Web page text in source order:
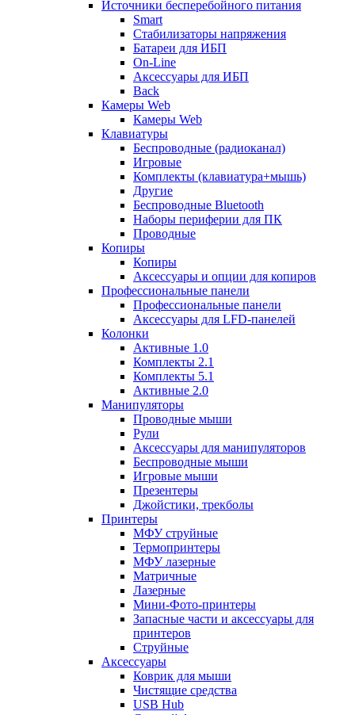
Источники бесперебойного питания
Smart
Стабилизаторы напряжения
Батареи для ИБП
On-Line
Аксессуары для ИБП
Back
Камеры Web
Камеры Web
Клавиатуры
Беспроводные (радиоканал)
Игровые
Комплекты (клавиатура+мышь)
Другие
Беспроводные Bluetooth
Наборы периферии для ПК
Проводные
Копиры
Копиры
Аксессуары и опции для копиров
Профессиональные панели
Профессиональные панели
Аксессуары для LFD-панелей
Колонки
Активные 1.0
Комплекты 2.1
Комплекты 5.1
Активные 2.0
Манипуляторы
Проводные мыши
Рули
Аксессуары для манипуляторов
Беспроводные мыши
Игровые мыши
Презентеры
Джойстики, трекболы
Принтеры
МФУ струйные
Термопринтеры
МФУ лазерные
Матричные
Лазерные
Мини-Фото-принтеры
Запасные части и аксессуары для
принтеров
Струйные
Аксессуары
Коврик для мыши
Чистящие средства
USB Hub